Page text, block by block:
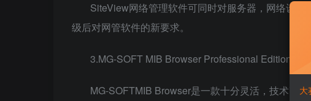
SiteView网络管理软件可同时对服务器，网络设
级后对网管软件的新要求。
3.MG-SOFT MIB Browser Professional Edition
MG-SOFTMIB Browser是一款十分灵活，技术高 大